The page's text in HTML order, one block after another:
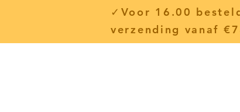
✓Voor 16.00
verzending vanaf